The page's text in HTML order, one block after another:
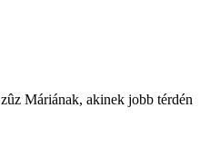
Máriának, akinek jobb térdén